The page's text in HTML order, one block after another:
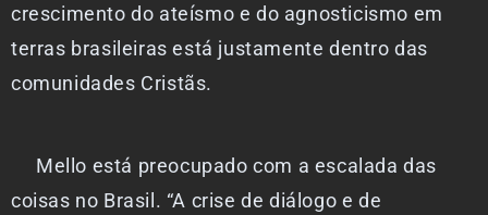
crescimento do ateísmo e do agnosticismo em
terras brasileiras está justamente dentro das
comunidades Cristãs.
Mello está preocupado com a escalada das
coisas no Brasil. “A crise de diálogo e de